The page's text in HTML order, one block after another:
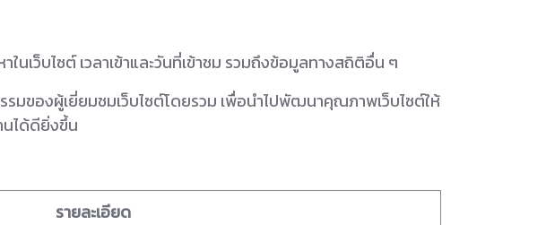
เว็บไซต์ เวลาเข้าและวันที่เข้าชม รวมถึงข้อมูลทางสถิติอื่น ๆ
รมของผู้เยี่ยมชมเว็บไซต์โดยรวม เพื่อนำไปพัฒนาคุณภาพเว็บไซต์ให้
นได้ดียิ่งขึ้น
รายละเอียด